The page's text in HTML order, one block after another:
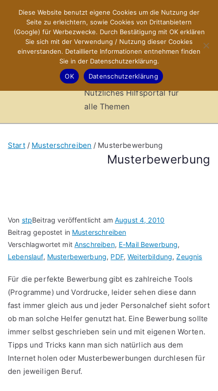
springen
X-Sites.de
–
Hilfsportal
Nützliches Hilfsportal für
alle Themen
Musterbewerbung
Start Musterschreiben Musterbewerbung
Von stpBeitrag veröffentlicht am August 4, 2010
Beitrag gepostet in Musterschreiben
Verschlagwortet mitAnschreiben, E-Mail Bewerbung,
Lebenslauf, Musterbewerbung, PDF,Weiterbildung,Zeugnis
Für die perfekte Bewerbung gibt es zahlreiche Tools
(Programme) und Vordrucke, leider sehen diese dann
fast immer gleich aus und jeder Personalchef sieht sofort
ob man solche Helfer genutzt hat. Eine Bewerbung sollte
immer selbst geschrieben sein und mit eigenen Worten.
Tipps und Tricks kann man sich natürlich aus dem
Internet holen oder Musterbewerbungen durchlesen für
den jeweiligen Beruf.
Diese Website benutzt eigene Cookies um die Nutzung der
Seite zu erleichtern, sowie Cookies von Drittanbietern
(Google) für Werbezwecke. Durch Bestätigung mit OK erklären
Sie sich mit der Verwendung / Nutzung dieser Cookies
einverstanden. Detaillierte Informationen entnehmen finden
Sie in der Datenschutzerklärung.
OK
Datenschutzerklärung